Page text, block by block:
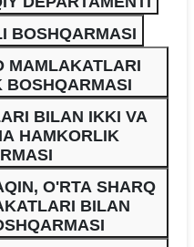
BOSHQARMASI
MAMLAKATLARI
BOSHQARMASI
BILAN IKKI VA
HAMKORLIK
O'RTA SHARQ
BILAN